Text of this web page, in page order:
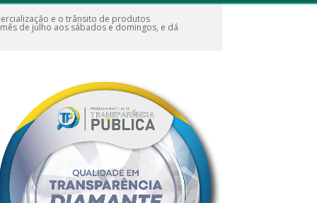
e o trânsito de produtos
de julho aos sábados e domingos, e dá